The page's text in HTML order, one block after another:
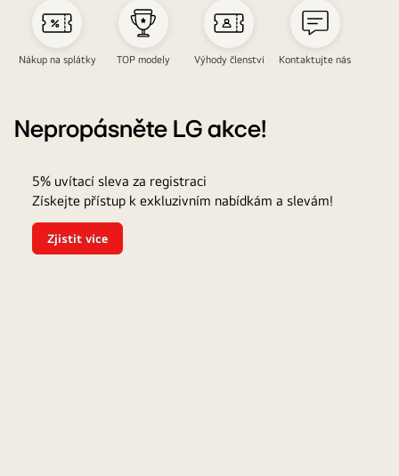
spotřebiče
Nákup na splátky TOP modely Výhody členství Kontaktujte nás
Nepropásněte LG akce!
sleva
pro
registrované
uživatele
5% uvítací sleva za registraci
Získejte přístup k exkluzivním nabídkám a slevám!
5%
uvítací
Zjistit více